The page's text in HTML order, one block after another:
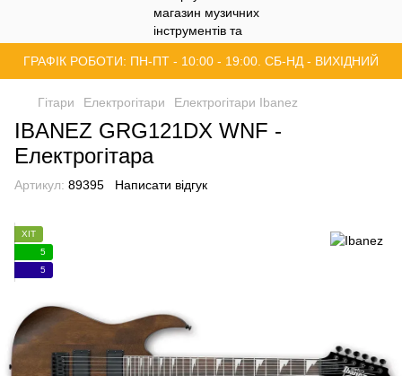
ГРАФІК РОБОТИ: ПН-ПТ - 10:00 - 19:00. СБ-НД - ВИХІДНИЙ
Гітари Електрогітари Електрогітари Ibanez
IBANEZ GRG121DX WNF -
Електрогітара
Артикул: 89395 Написати відгук
ХІТ
5
5